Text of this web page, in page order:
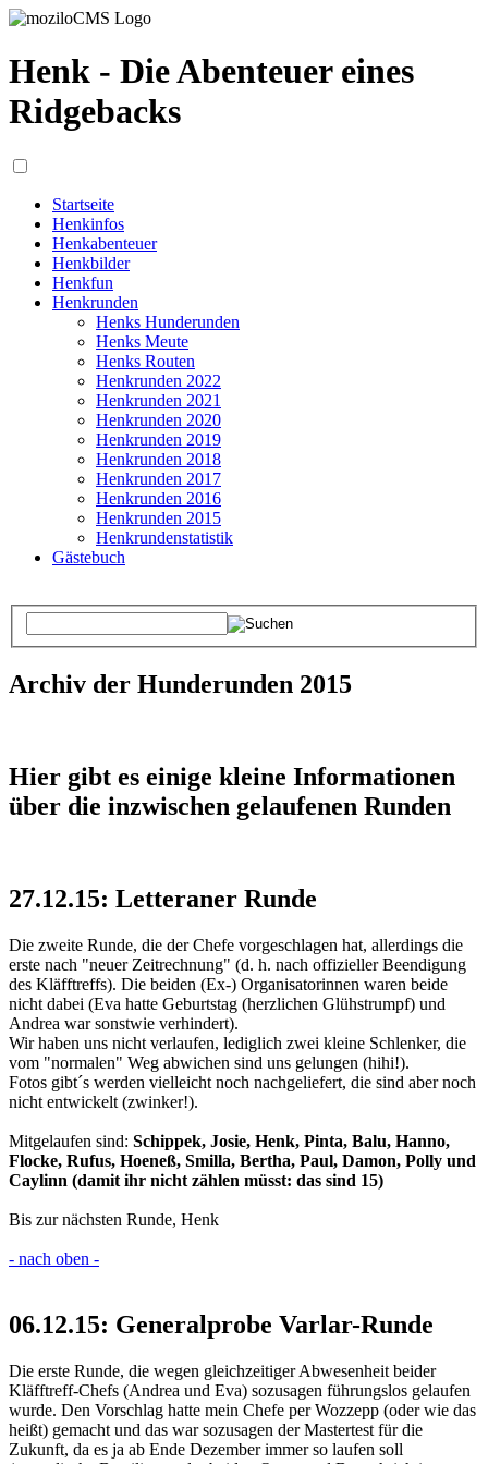
Henk - Die Abenteuer eines
Ridgebacks
Startseite
Henkinfos
Henkabenteuer
Henkbilder
Henkfun
Henkrunden
Henks Hunderunden
Henks Meute
Henks Routen
Henkrunden 2022
Henkrunden 2021
Henkrunden 2020
Henkrunden 2019
Henkrunden 2018
Henkrunden 2017
Henkrunden 2016
Henkrunden 2015
Henkrundenstatistik
Gästebuch
Archiv der Hunderunden 2015
Hier gibt es einige kleine Informationen
über die inzwischen gelaufenen Runden
27.12.15: Letteraner Runde
Die zweite Runde, die der Chefe vorgeschlagen hat, allerdings die
erste nach "neuer Zeitrechnung" (d. h. nach offizieller Beendigung
des Kläfftreffs). Die beiden (Ex-) Organisatorinnen waren beide
nicht dabei (Eva hatte Geburtstag (herzlichen Glühstrumpf) und
Andrea war sonstwie verhindert).
Wir haben uns nicht verlaufen, lediglich zwei kleine Schlenker, die
vom "normalen" Weg abwichen sind uns gelungen (hihi!).
Fotos gibt´s werden vielleicht noch nachgeliefert, die sind aber noch
nicht entwickelt (zwinker!).
Mitgelaufen sind: Schippek, Josie, Henk, Pinta, Balu, Hanno,
Flocke, Rufus, Hoeneß, Smilla, Bertha, Paul, Damon, Polly und
Caylinn (damit ihr nicht zählen müsst: das sind 15)
Bis zur nächsten Runde, Henk
- nach oben -
06.12.15: Generalprobe Varlar-Runde
Die erste Runde, die wegen gleichzeitiger Abwesenheit beider
Kläfftreff-Chefs (Andrea und Eva) sozusagen führungslos gelaufen
wurde. Den Vorschlag hatte mein Chefe per Wozzepp (oder wie das
heißt) gemacht und das war sozusagen der Mastertest für die
Zukunft, da es ja ab Ende Dezember immer so laufen soll